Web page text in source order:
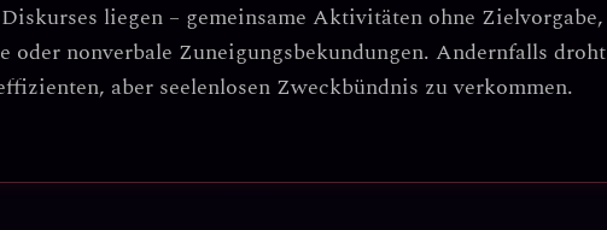
liegen – gemeinsame Aktivitäten ohne Zielvorgabe,
oder nonverbale Zuneigungsbekundungen. Andernfalls droht
aber seelenlosen Zweckbündnis zu verkommen.